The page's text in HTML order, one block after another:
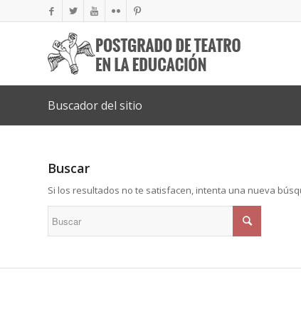
Buscador del sitio
Buscar
Si los resultados no te satisfacen, intenta una nueva